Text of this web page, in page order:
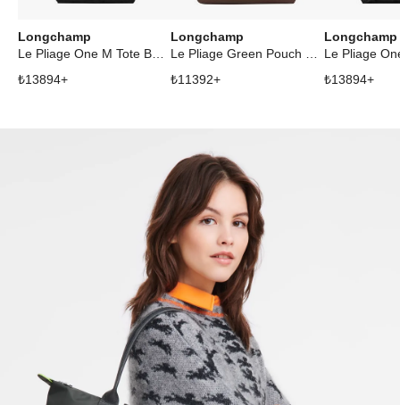
Longchamp
₺13894+
Longchamp
₺11392+
Longchamp
₺13894+